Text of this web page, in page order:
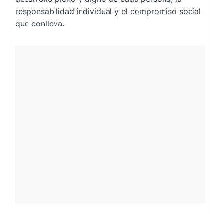
responsabilidad individual y el compromiso social
que conlleva.